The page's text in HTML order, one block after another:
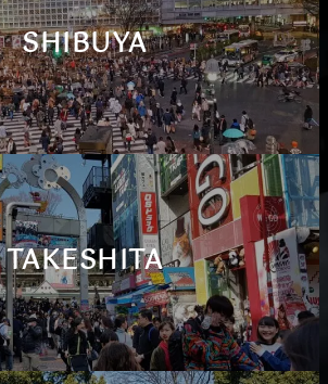
SHIBUYA
TAKESHITA